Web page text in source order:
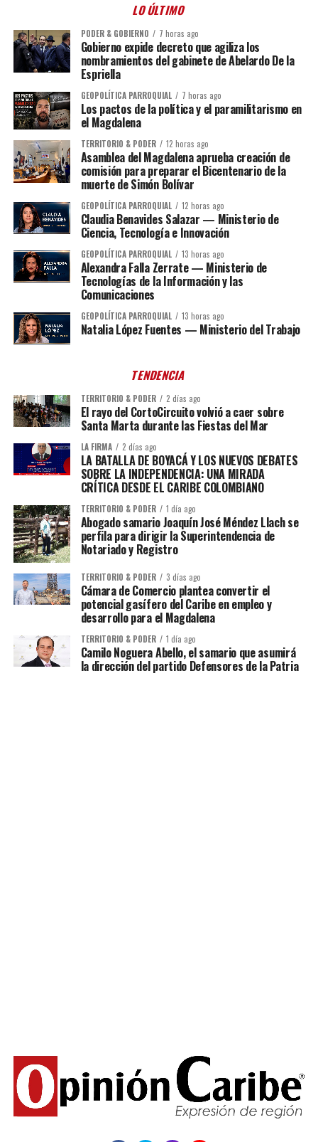
LO ÚLTIMO
PODER & GOBIERNO 7 horas ago
Gobierno expide decreto que agiliza los
nombramientos del gabinete de Abelardo De la
Espriella
GEOPOLÍTICA PARROQUIAL 7 horas ago
Los pactos de la política y el paramilitarismo en
el Magdalena
TERRITORIO & PODER 12 horas ago
Asamblea del Magdalena aprueba creación de
comisión para preparar el Bicentenario de la
muerte de Simón Bolívar
GEOPOLÍTICA PARROQUIAL 12 horas ago
Claudia Benavides Salazar — Ministerio de
Ciencia, Tecnología e Innovación
GEOPOLÍTICA PARROQUIAL 13 horas ago
Alexandra Falla Zerrate — Ministerio de
Tecnologías de la Información y las
Comunicaciones
GEOPOLÍTICA PARROQUIAL 13 horas ago
Natalia López Fuentes — Ministerio del Trabajo
TENDENCIA
TERRITORIO & PODER 2 días ago
El rayo del CortoCircuito volvió a caer sobre
Santa Marta durante las Fiestas del Mar
LA FIRMA 2 días ago
LA BATALLA DE BOYACÁ Y LOS NUEVOS DEBATES
SOBRE LA INDEPENDENCIA: UNA MIRADA
CRÍTICA DESDE EL CARIBE COLOMBIANO
TERRITORIO & PODER 1 día ago
Abogado samario Joaquín José Méndez Llach se
perfila para dirigir la Superintendencia de
Notariado y Registro
TERRITORIO & PODER 3 días ago
Cámara de Comercio plantea convertir el
potencial gasífero del Caribe en empleo y
desarrollo para el Magdalena
TERRITORIO & PODER 1 día ago
Camilo Noguera Abello, el samario que asumirá
la dirección del partido Defensores de la Patria